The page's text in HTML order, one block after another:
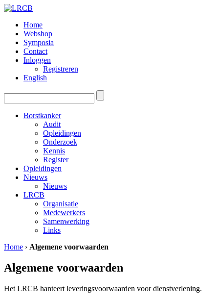
Home
Webshop
Symposia
Contact
Inloggen
Registreren
English
Borstkanker
Audit
Opleidingen
Onderzoek
Kennis
Register
Opleidingen
Nieuws
Nieuws
LRCB
Organisatie
Medewerkers
Samenwerking
Links
Home › Algemene voorwaarden
Algemene voorwaarden
Het LRCB hanteert leveringsvoorwaarden voor dienstverlening.